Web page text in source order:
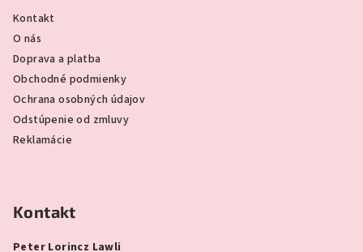
Kontakt
O nás
Doprava a platba
Obchodné podmienky
Ochrana osobných údajov
Odstúpenie od zmluvy
Reklamácie
Kontakt
Peter Lorincz Lawli